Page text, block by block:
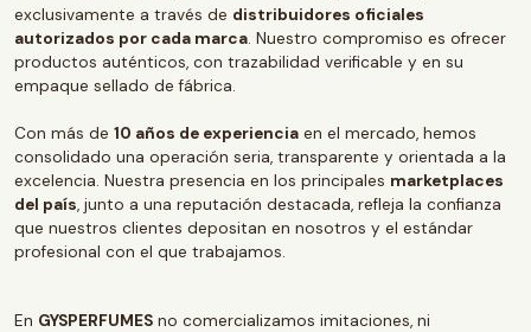
exclusivamente a través de distribuidores oficiales
autorizados por cada marca. Nuestro compromiso es ofrecer
productos auténticos, con trazabilidad verificable y en su
empaque sellado de fábrica.
Con más de 10 años de experiencia en el mercado, hemos
consolidado una operación seria, transparente y orientada a la
excelencia. Nuestra presencia en los principales marketplaces
del país, junto a una reputación destacada, refleja la confianza
que nuestros clientes depositan en nosotros y el estándar
profesional con el que trabajamos.
En GYSPERFUMES no comercializamos imitaciones, ni